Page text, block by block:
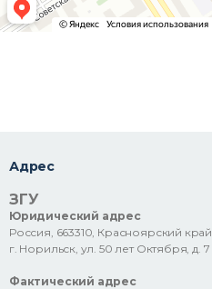
Адрес
ЗГУ
Юридический адрес
Россия, 663310, Красноярский край,
г. Норильск, ул. 50 лет Октября, д. 7
Фактический адрес